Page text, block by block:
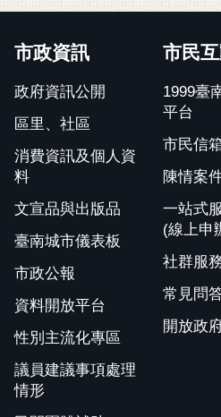
市政資訊
政府資訊公開
區里、社區
消費資訊及個人資
料
文宣品與出版品
臺南城市儀表板
市政公報
資料開放平台
性別主流化專區
議員建議事項處理
情形
市民
1999臺
平台
市民信
陳情案
一站式
(線上申
社群服
常見問
開放政